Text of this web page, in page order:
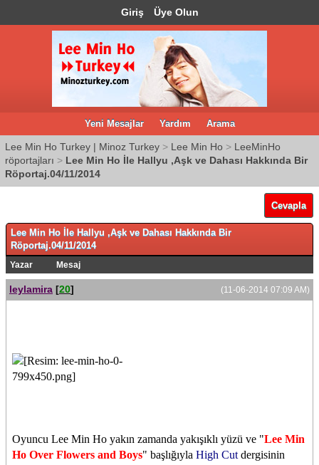
Giriş Üye Olun
Yeni Mesajlar Yardım Arama
Lee Min Ho Turkey | Minoz Turkey > Lee Min Ho > LeeMinHo
röportajları > Lee Min Ho İle Hallyu ,Aşk ve Dahası Hakkında Bir
Röportaj.04/11/2014
Cevapla
Lee Min Ho İle Hallyu ,Aşk ve Dahası Hakkında Bir
Röportaj.04/11/2014
Yazar Mesaj
(11-06-2014 07:09 AM)
leylamira [20]
Oyuncu Lee Min Ho yakın zamanda yakışıklı yüzü ve "Lee Min
Ho Over Flowers and Boys" başlığıyla High Cut dergisinin